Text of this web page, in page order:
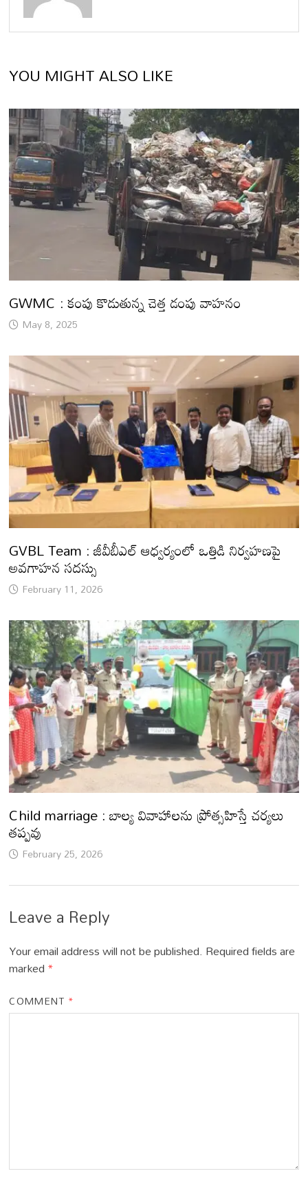
YOU MIGHT ALSO LIKE
GWMC : కంపు కొడుతున్న చెత్త డంపు వాహనం
May 8, 2025
GVBL Team : జీవీబీఎల్ ఆధ్వర్యంలో ఒత్తిడి నిర్వహణపై
అవగాహన సదస్సు
February 11, 2026
Child marriage : బాల్య వివాహాలను ప్రోత్సహిస్తే చర్యలు
తప్పవు
February 25, 2026
Leave a Reply
Your email address will not be published. Required fields are
marked*
COMMENT *